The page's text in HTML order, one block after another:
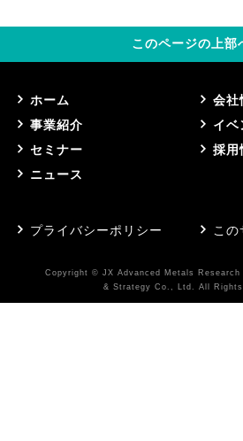
このページの上部
ホーム
会社
事業紹介
イベ
セミナー
採用
ニュース
プライバシーポリシー この
Copyright © JX Advanced Metals
& Strategy Co., Ltd. All Rights